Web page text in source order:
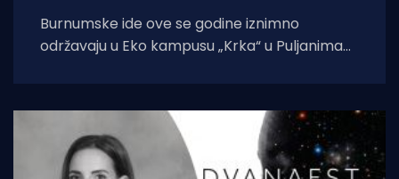
Burnumske ide ove se godine iznimno
održavaju u Eko kampusu „Krka“ u Puljanima